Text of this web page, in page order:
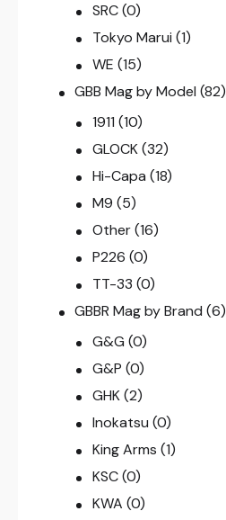
SRC (0)
Tokyo Marui (1)
WE (15)
GBB Mag by Model (82)
1911 (10)
GLOCK (32)
Hi-Capa (18)
M9 (5)
Other (16)
P226 (0)
TT-33 (0)
GBBR Mag by Brand (6)
G&G (0)
G&P (0)
GHK (2)
Inokatsu (0)
King Arms (1)
KSC (0)
KWA (0)